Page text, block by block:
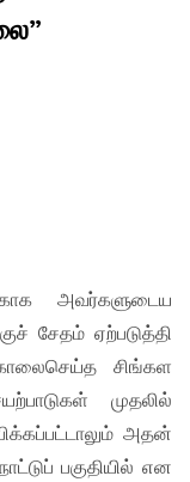
அவர்களுடைய
சேதம் ஏற்படுத்தி
சிங்கள
முதலில்
அதன்
பகுதியில் என